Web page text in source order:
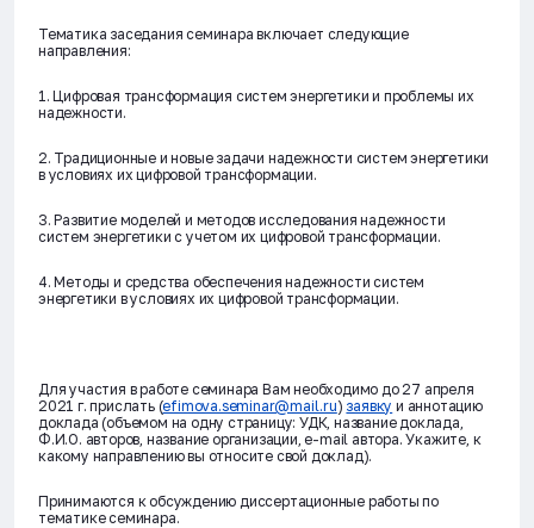
Тематика заседания семинара включает следующие
направления:
1. Цифровая трансформация систем энергетики и проблемы их
надежности.
2. Традиционные и новые задачи надежности систем энергетики
в условиях их цифровой трансформации.
3. Развитие моделей и методов исследования надежности
систем энергетики с учетом их цифровой трансформации.
4. Методы и средства обеспечения надежности систем
энергетики в условиях их цифровой трансформации.
Для участия в работе семинара Вам необходимо до 27 апреля
2021 г. прислать (efimova.seminar@mail.ru) заявку и аннотацию
доклада (объемом на одну страницу: УДК, название доклада,
Ф.И.О. авторов, название организации, e-mail автора. Укажите, к
какому направлению вы относите свой доклад).
Принимаются к обсуждению диссертационные работы по
тематике семинара.